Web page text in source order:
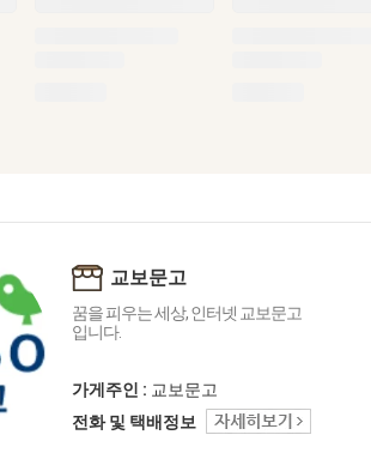
교보문고
꿈을 피우는 세상, 인터넷 교보문고
입니다.
가게주인 : 교보문고
전화 및 택배정보